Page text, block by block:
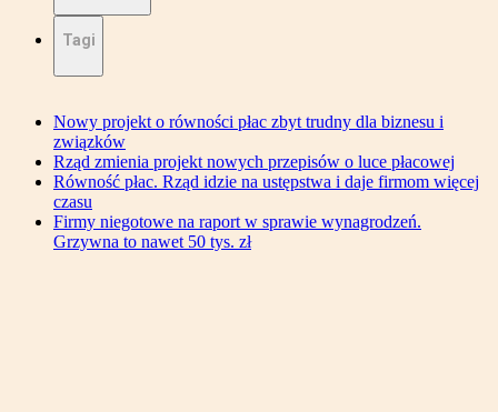
Tagi
Nowy projekt o równości płac zbyt trudny dla biznesu i
związków
Rząd zmienia projekt nowych przepisów o luce płacowej
Równość płac. Rząd idzie na ustępstwa i daje firmom więcej
czasu
Firmy niegotowe na raport w sprawie wynagrodzeń.
Grzywna to nawet 50 tys. zł